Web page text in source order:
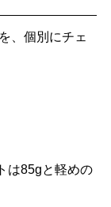
、個別にチェ
は85gと軽めの